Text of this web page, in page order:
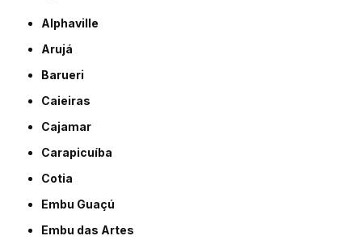
Alphaville
Arujá
Barueri
Caieiras
Cajamar
Carapicuíba
Cotia
Embu Guaçú
Embu das Artes